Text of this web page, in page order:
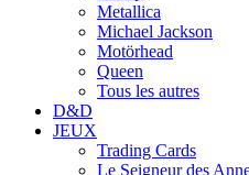
Metallica
Michael Jackson
Motörhead
Queen
Tous les autres
D&D
JEUX
Trading Cards
Le Seigneur des